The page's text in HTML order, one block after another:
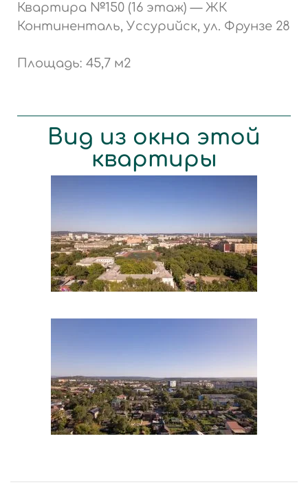
Квартира №150 (16 этаж) — ЖК
Континенталь, Уссурийск, ул. Фрунзе 28
Площадь: 45,7 м2
Вид из окна этой
квартиры